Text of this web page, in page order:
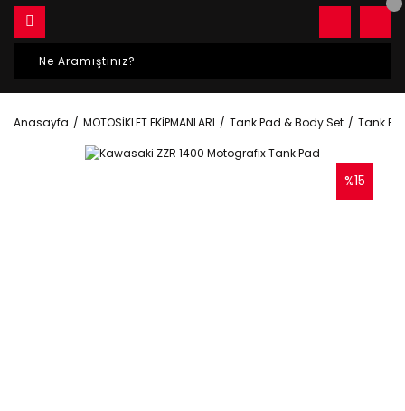
Anasayfa MOTOSİKLET EKİPMANLARI Tank Pad & Body Set Tank
%15